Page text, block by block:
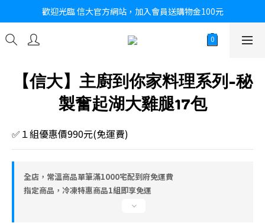
歡迎光臨 信大官方網站，加入會員送購物金100元
【信大】主廚到你家料理系列-秘
製奮起湖大雞腿17包
✅１組優惠價990元(免運費)
全店，常溫商品單筆滿1000宅配到府免運費
指定商品，冷凍特惠商品1組即享免運